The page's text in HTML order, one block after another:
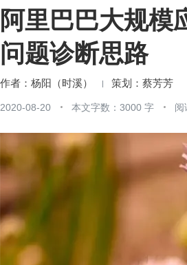
阿里巴巴大规模
问题诊断思路
杨阳（时溪） 蔡芳芳
2020-08-20 本文字数：3000 字 阅